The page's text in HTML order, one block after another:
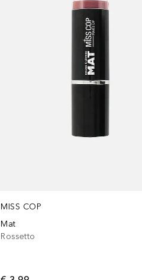
MISS COP
Mat
Rossetto